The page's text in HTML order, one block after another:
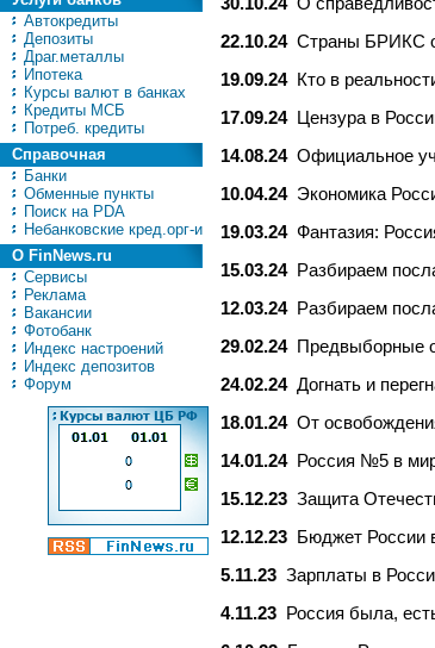
Автокредиты
Депозиты
Драг.металлы
Ипотека
Курсы валют в банках
Кредиты МСБ
Потреб. кредиты
Справочная
Банки
Обменные пункты
Поиск на PDA
Небанковские кред.орг-и
О FinNews.ru
Сервисы
Реклама
Вакансии
Фотобанк
Индекс настроений
Индекс депозитов
Форум
22.10.24 Страны БРИКС
19.09.24
Кто в
17.09.24
Цензура в
14.08.24 Официальное
10.04.24 Экономика
19.03.24 Фантазия:
15.03.24
Разбираем
12.03.24
Разбираем
29.02.24
Предвыборные
24.02.24 Догнать и
18.01.24 От
14.01.24
Россия №5 в
15.12.23 Защита
12.12.23
Бюджет России
5.11.23 Зарплаты в
4.11.23
Россия была,